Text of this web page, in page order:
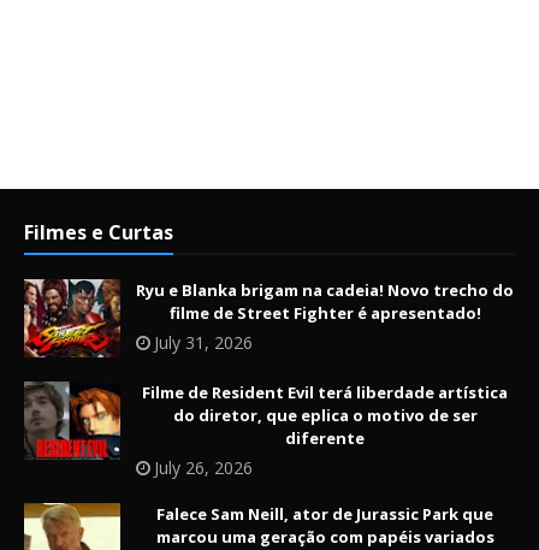
Filmes e Curtas
Ryu e Blanka brigam na cadeia! Novo trecho do
filme de Street Fighter é apresentado!
July 31, 2026
Filme de Resident Evil terá liberdade artística
do diretor, que eplica o motivo de ser
diferente
July 26, 2026
Falece Sam Neill, ator de Jurassic Park que
marcou uma geração com papéis variados